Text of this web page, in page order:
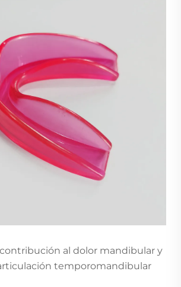
al dolor mandibular y
temporomandibular